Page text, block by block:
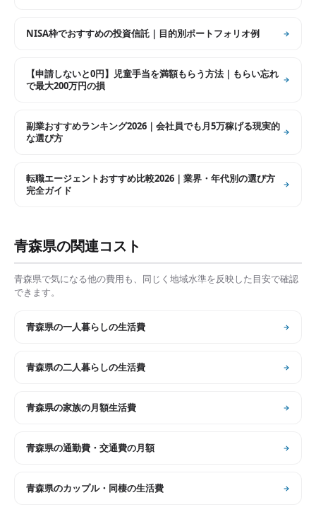
NISA枠でおすすめの投資信託｜目的別ポートフォリオ例
【申請しないと0円】児童手当を満額もらう方法｜もらい忘れ
で最大200万円の損
副業おすすめランキング2026｜会社員でも月5万稼げる現実的
な選び方
転職エージェントおすすめ比較2026｜業界・年代別の選び方
完全ガイド
青森県の関連コスト
青森県で気になる他の費用も、同じく地域水準を反映した目安で確認
できます。
青森県の一人暮らしの生活費
青森県の二人暮らしの生活費
青森県の家族の月額生活費
青森県の通勤費・交通費の月額
青森県のカップル・同棲の生活費